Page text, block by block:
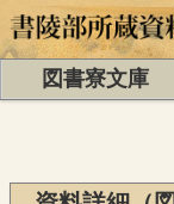
図書寮文庫